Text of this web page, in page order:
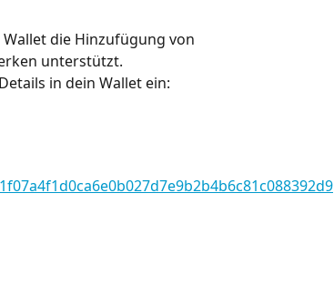
die Hinzufügung von
unterstützt.
in dein Wallet ein: